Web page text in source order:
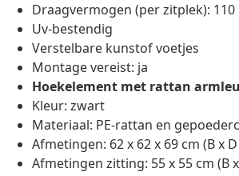
Draagvermogen (per zitplek): 110
Uv-bestendig
Verstelbare kunstof voetjes
Montage vereist: ja
Hoekelement met rattan
Kleur: zwart
Materiaal: PE-rattan en
Afmetingen: 62 x 62 x 69 cm (B x
Afmetingen zitting: 55 x 55 cm (B